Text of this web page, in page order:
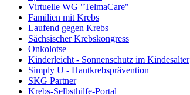
Virtuelle WG "TelmaCare"
Familien mit Krebs
Laufend gegen Krebs
Sächsischer Krebskongress
Onkolotse
Kinderleicht - Sonnenschutz im Kindesalter
Simply U - Hautkrebsprävention
SKG Partner
Krebs-Selbsthilfe-Portal